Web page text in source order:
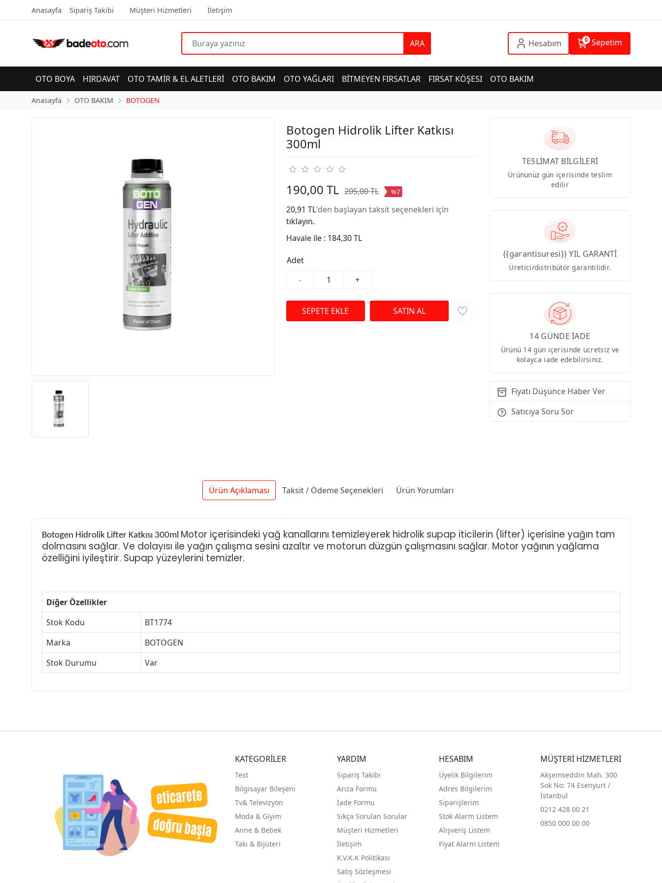
Anasayfa Sipariş Takibi Müşteri Hizmetleri İletişim
ARA Hesabım 0 Sepetim
OTO BOYA HIRDAVAT OTO TAMİR & EL ALETLERİ OTO BAKIM OTO YAĞLARI BİTMEYEN FIRSATLAR FIRSAT KÖŞESI OTO BAKIM
Anasayfa OTO BAKIM BOTOGEN
Botogen Hidrolik Lifter Katkısı
300ml
190,00 TL 205,00 TL %7
20,91 TL'den başlayan taksit seçenekleri için
tıklayın.
Havale ile : 184,30 TL
Adet
-
+
TESLİMAT BİLGİLERİ
Ürününüz gün içerisinde teslim
edilir
{{garantisuresi}} YIL GARANTİ
Üretici/distribütör garantilidir.
14 GÜNDE İADE
Ürünü 14 gün içerisinde ücretsiz ve
kolayca iade edebilirsiniz.
Fiyatı Düşünce Haber Ver
Satıcıya Soru Sor
Ürün Açıklaması Taksit / Ödeme Seçenekleri Ürün Yorumları
Botogen Hidrolik Lifter Katkısı 300ml Motor içerisindeki yağ kanallarını temizleyerek hidrolik supap iticilerin (lifter) içerisine yağın tam
dolmasını sağlar. Ve dolayısı ile yağın çalışma sesini azaltır ve motorun düzgün çalışmasını sağlar. Motor yağının yağlama
özelliğini iyileştirir. Supap yüzeylerini temizler.
Diğer Özellikler
Stok Kodu
BT1774
Marka
BOTOGEN
Stok Durumu
Var
KATEGORİLER
Test
Bilgisayar Bileşeni
Tv& Televizyon
Moda & Giyim
Anne & Bebek
Takı & Bijüteri
YARDIM
Sipariş Takibi
Arıza Formu
İade Formu
Sıkça Sorulan Sorular
Müşteri Hizmetleri
İletişim
K.V.K.K Politikası
Satış Sözleşmesi
HESABIM
Üyelik Bilgilerim
Adres Bilgilerim
Siparişlerim
Stok Alarm Listem
Alışveriş Listem
Fiyat Alarm Listem
MÜŞTERİ HİZMETLERİ
Akşemseddin Mah. 300
Sok No: 74 Esenyurt /
İstanbul
0212 428 00 21
0850 000 00 00